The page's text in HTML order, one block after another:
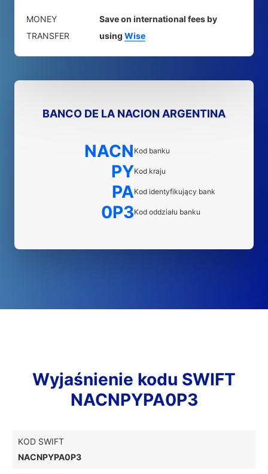
MONEY
TRANSFER
Save on international fees by
using Wise
BANCO DE LA NACION ARGENTINA
NACN Kod banku
PYKod kraju
PAKod identyfikujący bank
0P3Kod oddziału banku
Wyjaśnienie kodu SWIFT
NACNPYPA0P3
KOD SWIFT
NACNPYPA0P3